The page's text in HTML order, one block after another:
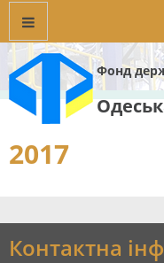
Фонд
2017
Контактна